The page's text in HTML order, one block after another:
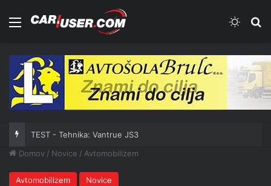
Meni
TEST - Tehnika: Vantrue JS3
Domov / Novice / Avtomobilizem
Avtomobilizem Novice